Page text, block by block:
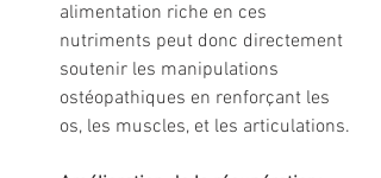
alimentation riche en ces
nutriments peut donc directement
soutenir les manipulations
ostéopathiques en renforçant les
os, les muscles, et les articulations.